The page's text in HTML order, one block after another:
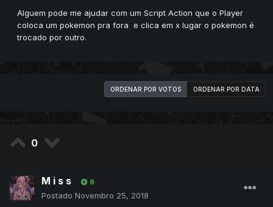
Alguem pode me ajudar com um Script Action que o Player
coloca um pokemon pra fora e clica em x lugar o pokemon é
trocado por outro.
ORDENAR POR VOTOS ORDENAR POR DATA
0
M i s s 9
Postado Novembro 25, 2018